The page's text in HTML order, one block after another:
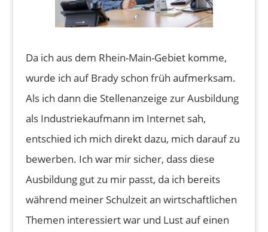
Da ich aus dem Rhein-Main-Gebiet komme,
wurde ich auf Brady schon früh aufmerksam.
Als ich dann die Stellenanzeige zur Ausbildung
als Industriekaufmann im Internet sah,
entschied ich mich direkt dazu, mich darauf zu
bewerben. Ich war mir sicher, dass diese
Ausbildung gut zu mir passt, da ich bereits
während meiner Schulzeit an wirtschaftlichen
Themen interessiert war und Lust auf einen